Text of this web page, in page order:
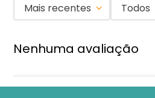
Mais recentes Todos
Nenhuma avaliação